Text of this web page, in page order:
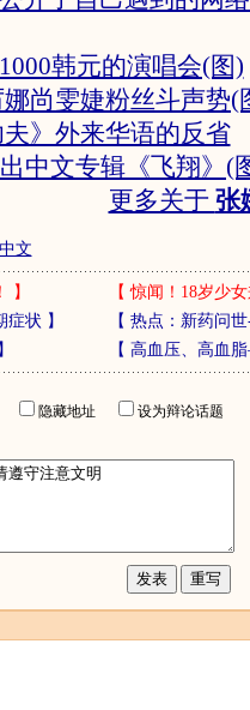
韩元的演唱会(图)
尚雯婕粉丝斗声势(
》外来华语的反省
中文专辑《飞翔》(
更多关于 张
中文
】 【惊闻！18岁少
症状 】 【 热点：新药问
【 高血压、高血
隐藏地址
设为辩论话题